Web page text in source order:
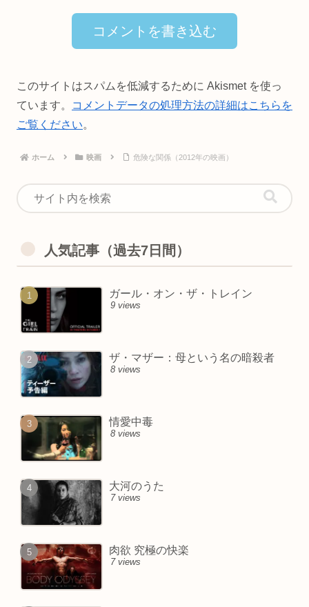
コメントを書き込む
このサイトはスパムを低減するために Akismet を使っ
ています。
コメントデータの処理方法の詳細はこちらを
ご覧ください。
ホーム 映画 危険な関係（2012年の映画）
人気記事（過去7日間）
ガール・オン・ザ・トレイン
9 views
ザ・マザー：母という名の暗殺者
8 views
情愛中毒
8 views
大河のうた
7 views
肉欲 究極の快楽
7 views